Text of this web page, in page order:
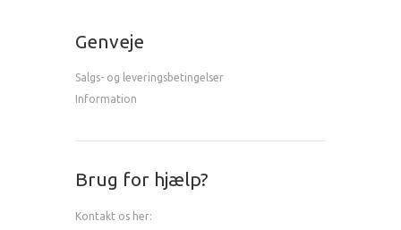
Genveje
Salgs- og leveringsbetingelser
Information
Brug for hjælp?
Kontakt os her: